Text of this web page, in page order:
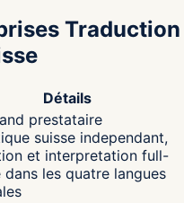
Traduction
Détails
prestataire
suisse independant,
et interpretation full-
dans les quatre langues